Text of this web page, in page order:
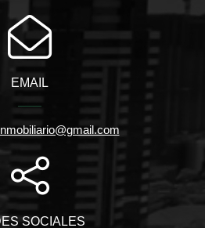
EMAIL
SOCIALES